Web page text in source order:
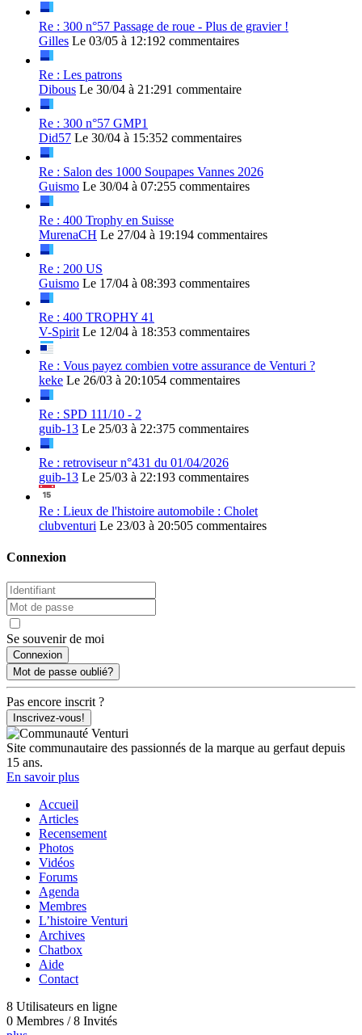
Re : 300 n°57 Passage de roue - Plus de gravier !
Gilles Le 03/05 à 12:192 commentaires
Re : Les patrons
Dibous Le 30/04 à 21:291 commentaire
Re : 300 n°57 GMP1
Did57 Le 30/04 à 15:352 commentaires
Re : Salon des 1000 Soupapes Vannes 2026
Guismo Le 30/04 à 07:255 commentaires
Re : 400 Trophy en Suisse
MurenaCH Le 27/04 à 19:194 commentaires
Re : 200 US
Guismo Le 17/04 à 08:393 commentaires
Re : 400 TROPHY 41
V-Spirit Le 12/04 à 18:353 commentaires
Re : Vous payez combien votre assurance de Venturi ?
keke Le 26/03 à 20:1054 commentaires
Re : SPD 111/10 - 2
guib-13 Le 25/03 à 22:375 commentaires
Re : retroviseur n°431 du 01/04/2026
guib-13 Le 25/03 à 22:193 commentaires
Re : Lieux de l'histoire automobile : Cholet
clubventuri Le 23/03 à 20:505 commentaires
Connexion
Se souvenir de moi
Mot de passe oublié?
Pas encore inscrit ?
Inscrivez-vous!
Site communautaire des passionnés de la marque au gerfaut depuis
15 ans.
En savoir plus
Accueil
Articles
Recensement
Photos
Vidéos
Forums
Agenda
Membres
L’histoire Venturi
Archives
Chatbox
Aide
Contact
8 Utilisateurs en ligne
0 Membres / 8 Invités